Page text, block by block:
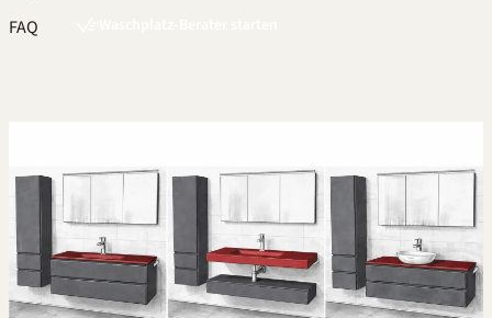
FAQ